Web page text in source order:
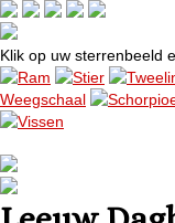
Klik op uw sterrenbeeld
Ram
Stier
Weegschaal
Vissen